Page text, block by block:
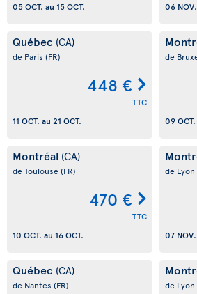
05 OCT. au 15 OCT.
06 NOV.
Québec (CA)
de Paris (FR)
448 €
TTC
11 OCT. au 21 OCT.
de
09 OCT.
Montréal (CA)
de Toulouse (FR)
470 €
TTC
10 OCT. au 16 OCT.
de Lyon
07 NOV.
Québec (CA)
de Nantes (FR) de Lyon